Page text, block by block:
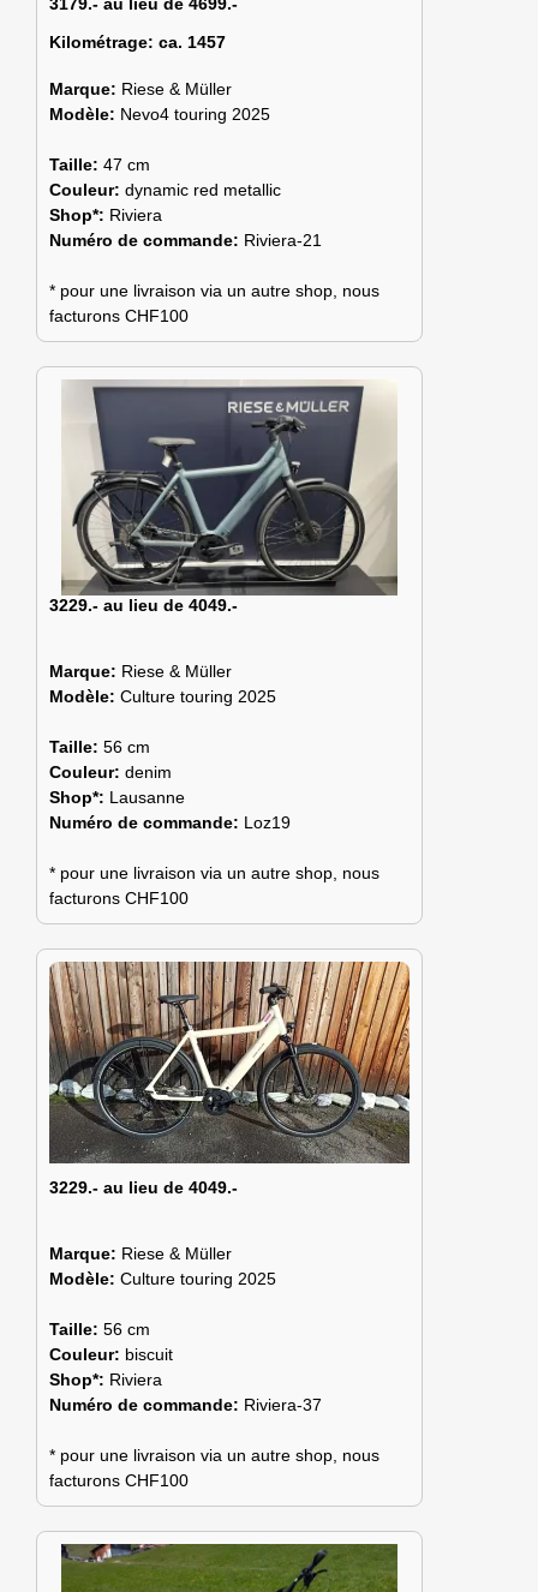
Kilométrage: ca. 1457
Marque: Riese & Müller
Modèle: Nevo4 touring 2025
Taille: 47 cm
Couleur: dynamic red metallic
Shop*: Riviera
Numéro de commande: Riviera-21
* pour une livraison via un autre shop, nous
facturons CHF100
3229.- au lieu de 4049.-
Marque: Riese & Müller
Modèle: Culture touring 2025
Taille: 56 cm
Couleur: denim
Shop*: Lausanne
Numéro de commande: Loz19
* pour une livraison via un autre shop, nous
facturons CHF100
3229.- au lieu de 4049.-
Marque: Riese & Müller
Modèle: Culture touring 2025
Taille: 56 cm
Couleur: biscuit
Shop*: Riviera
Numéro de commande: Riviera-37
* pour une livraison via un autre shop, nous
facturons CHF100